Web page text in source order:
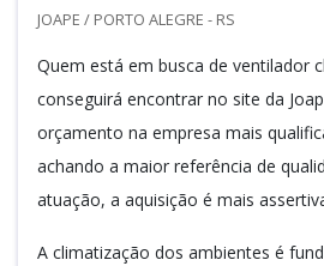
JOAPE / PORTO ALEGRE - RS
Quem está em busca de ventilador
conseguirá encontrar no site da
orçamento na empresa mais
achando a maior referência de
atuação, a aquisição é mais
A climatização dos ambientes é